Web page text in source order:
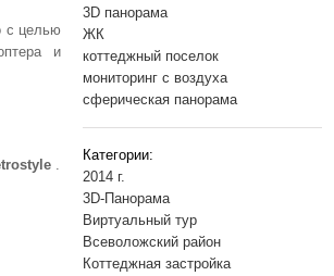
с целью
и
.
3D панорама
ЖК
коттеджный поселок
мониторинг с воздуха
сферическая панорама
Категории:
2014 г.
3D-Панорама
Виртуальный тур
Всеволожский район
Коттеджная застройка